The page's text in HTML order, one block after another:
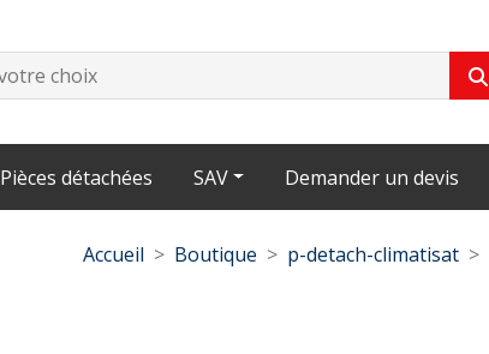
Pièces détachées SAV Demander un devis
Accueil Boutique p-detach-climatisat